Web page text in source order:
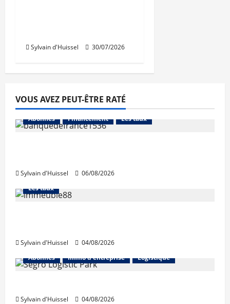
Sylvain d'Huissel 30/07/2026
VOUS AVEZ PEUT-ÊTRE RATÉ
Abonnés Financement Les taux
Sylvain d'Huissel 06/08/2026
Abonnés Financement
Les taux
Sylvain d'Huissel
04/08/2026
Abonnés
Immo d'entreprise Logistique
Sylvain d'Huissel
04/08/2026